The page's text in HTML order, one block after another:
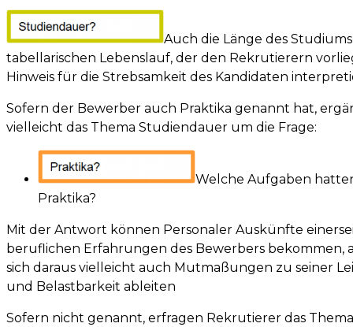
Auch die Länge des
tabellarischen Lebenslauf, der den Rekrutierern
Hinweis für die Strebsamkeit des Kandidaten
Sofern der Bewerber auch Praktika genannt hat,
vielleicht das Thema Studiendauer um die Frage:
Welche Aufgaben
Praktika?
Mit der Antwort können Personaler Auskünfte
beruflichen Erfahrungen des Bewerbers bekommen,
sich daraus vielleicht auch Mutmaßungen zu seiner
und Belastbarkeit ableiten
Sofern nicht genannt, erfragen Rekrutierer das